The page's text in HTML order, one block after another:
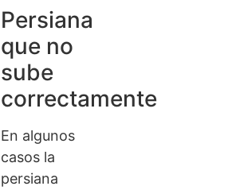
Persiana
que no
sube
correctamente
En algunos
casos la
persiana